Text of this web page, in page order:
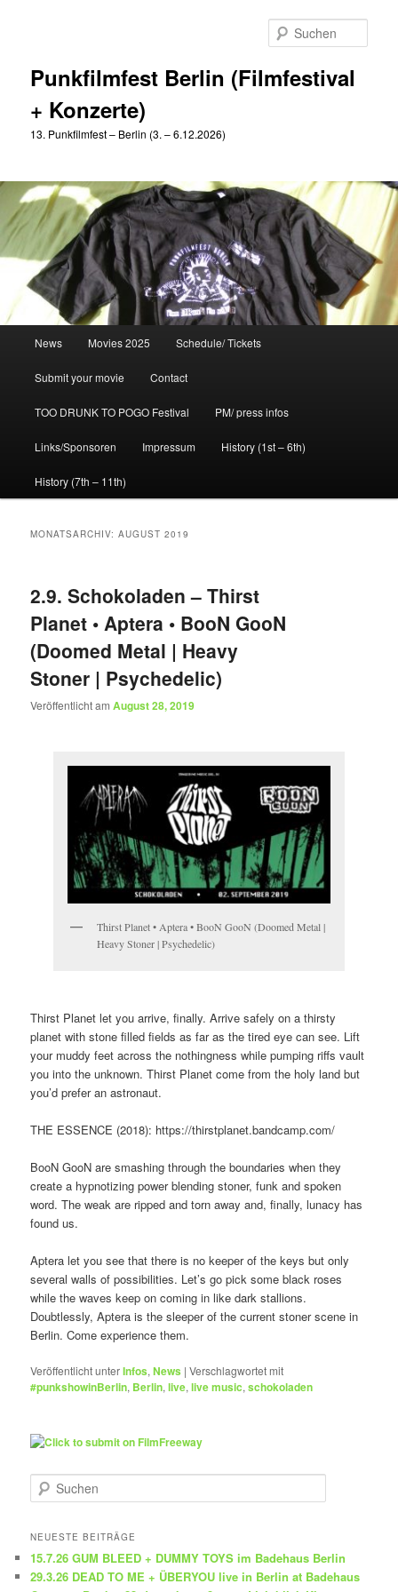
Punkfilmfest Berlin (Filmfestival
+ Konzerte)
13. Punkfilmfest – Berlin (3. – 6.12.2026)
News Movies 2025 Schedule/ Tickets
Submit your movie Contact
TOO DRUNK TO POGO Festival PM/ press infos
Links/Sponsoren Impressum History (1st – 6th)
History (7th – 11th)
MONATSARCHIV:AUGUST 2019
2.9. Schokoladen – Thirst
Planet • Aptera • BooN GooN
(Doomed Metal | Heavy
Stoner | Psychedelic)
Veröffentlicht amAugust 28, 2019
Thirst Planet • Aptera • BooN GooN (Doomed Metal |
Heavy Stoner | Psychedelic)
Thirst Planet let you arrive, finally. Arrive safely on a thirsty
planet with stone filled fields as far as the tired eye can see. Lift
your muddy feet across the nothingness while pumping riffs vault
you into the unknown. Thirst Planet come from the holy land but
you’d prefer an astronaut.
THE ESSENCE (2018): https://thirstplanet.bandcamp.com/
BooN GooN are smashing through the boundaries when they
create a hypnotizing power blending stoner, funk and spoken
word. The weak are ripped and torn away and, finally, lunacy has
found us.
Aptera let you see that there is no keeper of the keys but only
several walls of possibilities. Let’s go pick some black roses
while the waves keep on coming in like dark stallions.
Doubtlessly, Aptera is the sleeper of the current stoner scene in
Berlin. Come experience them.
Veröffentlicht unterInfos,News |Verschlagwortet mit
#punkshowinBerlin, Berlin,live,live music,schokoladen
u
h
n
NEUESTE BEITRÄGE
15.7.26 GUM BLEED + DUMMY TOYS im Badehaus Berlin
29.3.26 DEAD TO ME + ÜBERYOU live in Berlin at Badehaus